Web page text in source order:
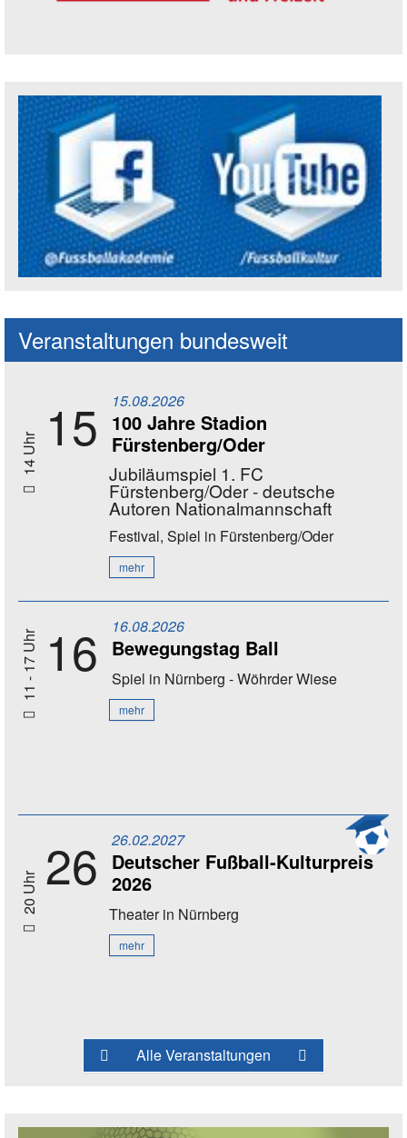
Veranstaltungen bundesweit
14 Uhr 15 15.08.2026
100 Jahre Stadion
Fürstenberg/Oder
Jubiläumspiel 1. FC
Fürstenberg/Oder - deutsche
Autoren Nationalmannschaft
Festival, Spiel in Fürstenberg/Oder
mehr
11 - 17 Uhr 16 16.08.2026
Bewegungstag Ball
Spiel in Nürnberg - Wöhrder Wiese
mehr
20 Uhr 26 26.02.2027
Deutscher Fußball-Kulturpreis
2026
Theaterin Nürnberg
mehr
Alle Veranstaltungen